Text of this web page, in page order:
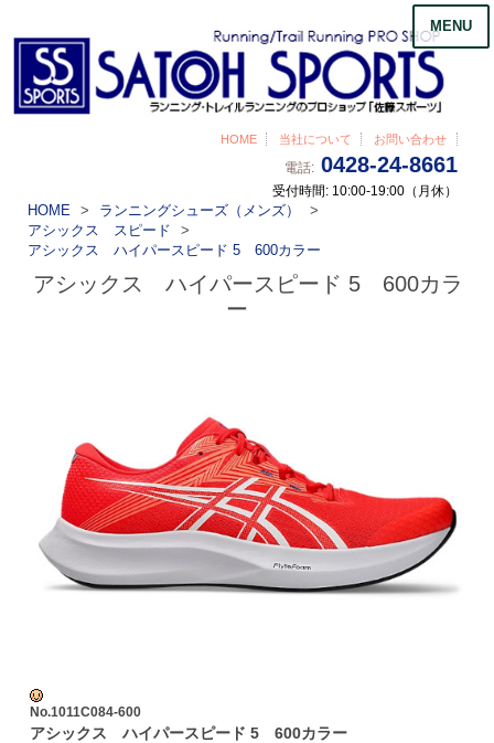
HOME 当社について お問い合わせ
電話: 0428-24-8661
受付時間: 10:00-19:00（月休）
MENU
HOME
ランニングシューズ（メンズ）
アシックス スピード
アシックス ハイパースピード 5 600カラー
アシックス ハイパースピード 5 600カラ
ー
No.1011C084-600
アシックス ハイパースピード 5 600カラー